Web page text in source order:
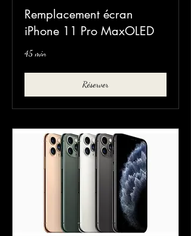
Remplacement écran
iPhone 11 Pro MaxOLED
45 min
Réserver